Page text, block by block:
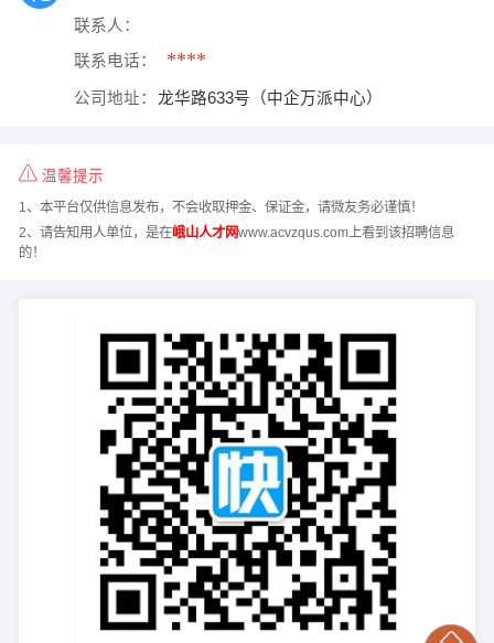
联系人：
联系电话： ****
公司地址： 龙华路633号（中企万派中心）
温馨提示
1、本平台仅供信息发布，不会收取押金、保证金，请微友务必谨慎！
2、请告知用人单位，是在峨山人才网www.acvzqus.com上看到该招聘信息
的！